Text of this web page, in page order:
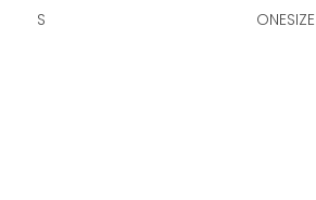
S ONESIZE